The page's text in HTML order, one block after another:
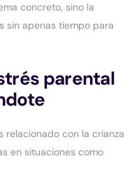
concreto, sino la
sin apenas tiempo para
parental
relacionado con la crianza
en situaciones como